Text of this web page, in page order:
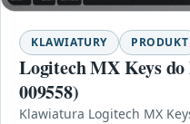
KLAWIATURY PRODUKT
Logitech MX Keys
009558)
Klawiatura Logitech MX